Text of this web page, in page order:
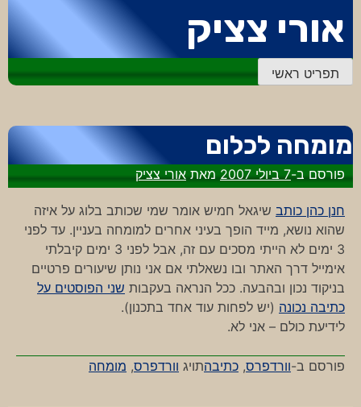
לתוכן
אורי צציק
תפריט ראשי
מומחה לכלום
פורסם ב-7 ביולי 2007 מאתאורי צציק
חנן כהן כותב שיגאל חמיש אומר שמי שכותב בלוג על איזה
שהוא נושא, מייד הופך בעיני אחרים למומחה בעניין. עד לפני
3 ימים לא הייתי מסכים עם זה, אבל לפני 3 ימים קיבלתי
אימייל דרך האתר ובו נשאלתי אם אני נותן שיעורים פרטיים
בניקוד נכון ובהבעה. ככל הנראה בעקבות שני הפוסטים על
כתיבה נכונה (יש לפחות עוד אחד בתכנון).
לידיעת כולם – אני לא.
פורסם ב-וורדפרס, כתיבהתויג וורדפרס, מומחה